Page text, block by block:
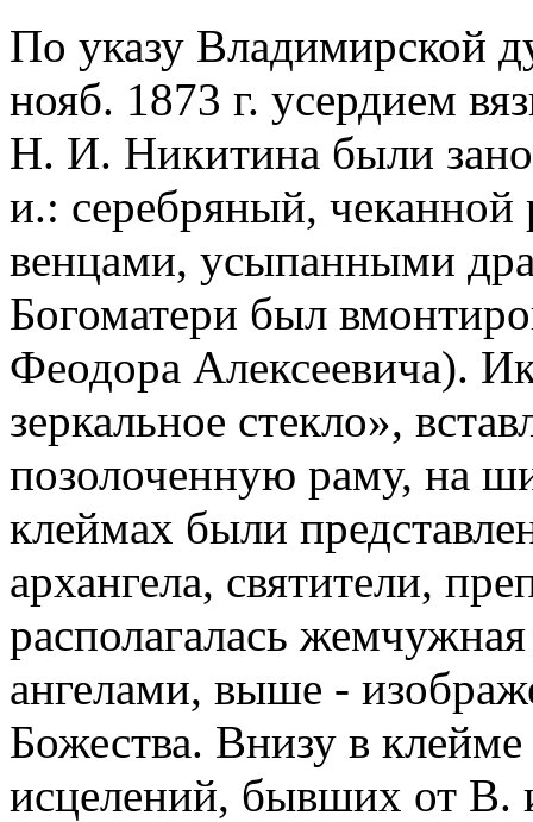
По указу Владимирской
нояб. 1873 г. усердием
Н. И. Никитина были
и.: серебряный,
венцами, усыпанными
Богоматери был
Феодора Алексеевича).
зеркальное стекло»,
позолоченную раму, на
клеймах были
архангела, святители,
располагалась
ангелами, выше -
Божества. Внизу в
исцелений, бывших от В.